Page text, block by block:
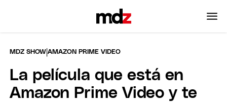
MDZ SHOW |AMAZON PRIME VIDEO
La película que está en
Amazon Prime Video y te